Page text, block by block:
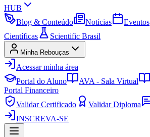
HUB
Blog & Conteúdo
Notícias Eventos
Científicas
Scientific Brasil
Minha Rebouças
Acessar minha área
Portal do Aluno
AVA - Sala Virtual
Portal Financeiro
Validar Certificado
Validar Diploma
INSCREVA-SE